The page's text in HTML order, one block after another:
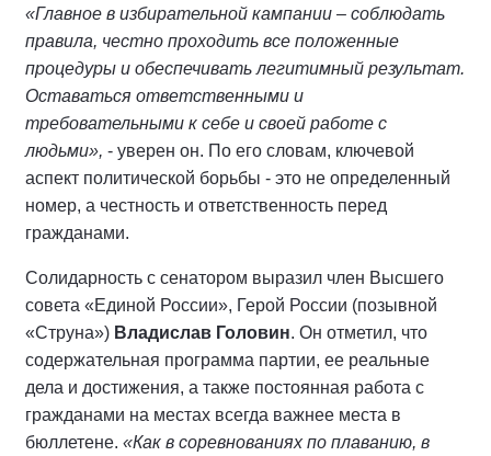
«Главное в избирательной кампании – соблюдать
правила, честно проходить все положенные
процедуры и обеспечивать легитимный результат.
Оставаться ответственными и
требовательными к себе и своей работе с
людьми», - уверен он. По его словам, ключевой
аспект политической борьбы - это не определенный
номер, а честность и ответственность перед
гражданами.
Солидарность с сенатором выразил член Высшего
совета «Единой России», Герой России (позывной
«Струна») Владислав Головин. Он отметил, что
содержательная программа партии, ее реальные
дела и достижения, а также постоянная работа с
гражданами на местах всегда важнее места в
бюллетене. «Как в соревнованиях по плаванию, в